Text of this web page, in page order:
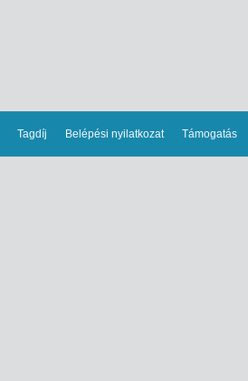
Tagdíj Belépési nyilatkozat Támogatás